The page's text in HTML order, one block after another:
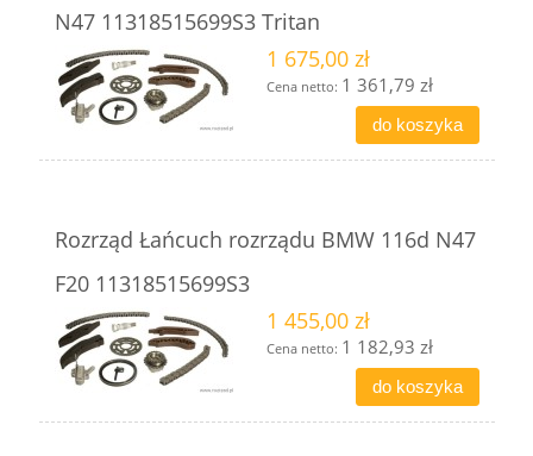
N47 11318515699S3 Tritan
1 675,00 zł
Cena netto: 1 361,79 zł
do koszyka
Rozrząd Łańcuch rozrządu BMW 116d N47
F20 11318515699S3
1 455,00 zł
Cena netto: 1 182,93 zł
do koszyka